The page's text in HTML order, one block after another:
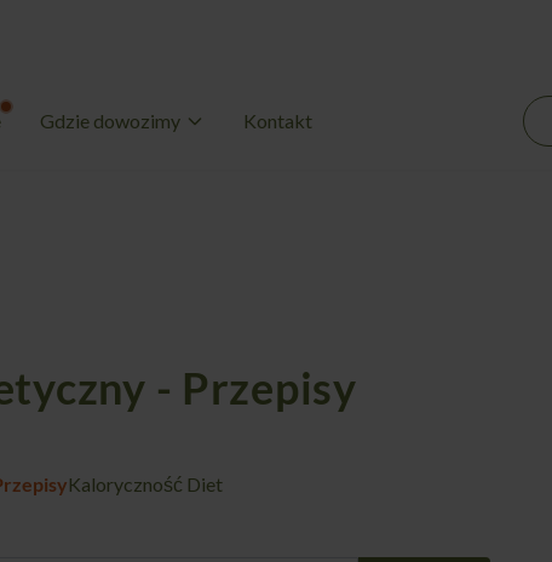
Gdzie dowozimy Kontakt
- Przepisy
Kaloryczność Diet